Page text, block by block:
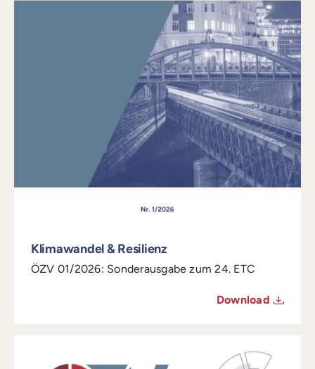
Klimawandel & Resilienz
ÖZV 01/2026: Sonderausgabe zum 24. ETC
Download